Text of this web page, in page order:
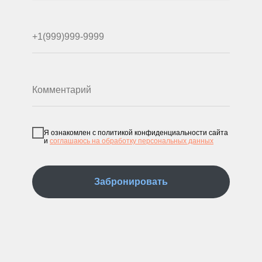
Я ознакомлен с политикой конфиденциальности сайта
и соглашаюсь на обработку персональных данных
Забронировать